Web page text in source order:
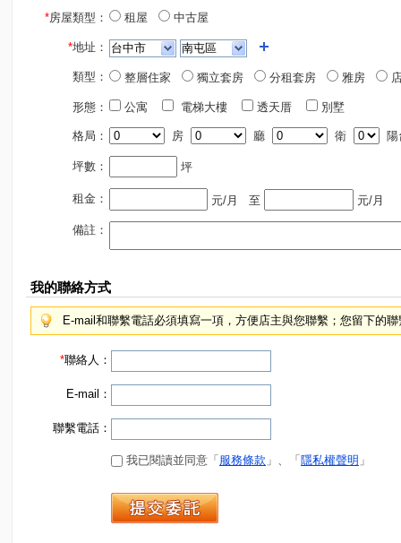
*房屋類型： 租屋 中古屋
*地址：
類型： 整層住家 獨立套房 分租套房 雅房
形態： 公寓 電梯大樓 透天厝 別墅
格局： 房 廳 衛 陽
坪數： 坪
租金： 元/月 至 元/月
備註：
我的聯絡方式
E-mail和聯繫電話必須填寫一項，方便店主與您聯繫；您留下的
*聯絡人：
E-mail：
聯繫電話：
我已閱讀並同意「 服務條款 」、「 隱私權聲明 」